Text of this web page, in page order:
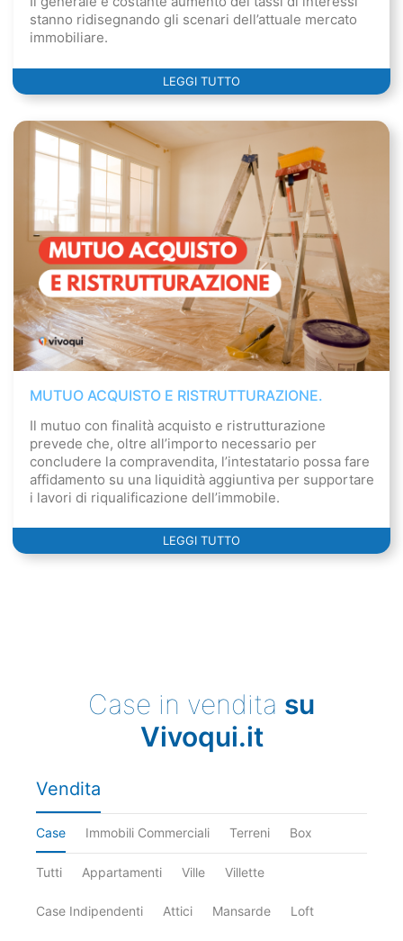
stanno ridisegnando gli scenari dell’attuale mercato
immobiliare.
LEGGI TUTTO
MUTUO ACQUISTO E RISTRUTTURAZIONE.
Il mutuo con finalità acquisto e ristrutturazione
prevede che, oltre all’importo necessario per
concludere la compravendita, l’intestatario possa fare
affidamento su una liquidità aggiuntiva per supportare
i lavori di riqualificazione dell’immobile.
LEGGI TUTTO
Case in vendita su
Vivoqui.it
Vendita
Case Immobili Commerciali Terreni Box
Tutti Appartamenti Ville Villette
Case Indipendenti Attici Mansarde Loft